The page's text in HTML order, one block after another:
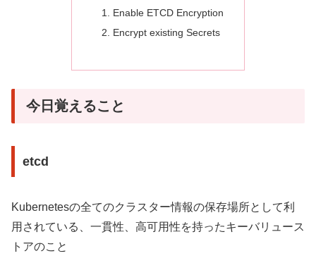
Enable ETCD Encryption
Encrypt existing Secrets
今日覚えること
etcd
Kubernetesの全てのクラスター情報の保存場所として利
用されている、一貫性、高可用性を持ったキーバリュース
トアのこと